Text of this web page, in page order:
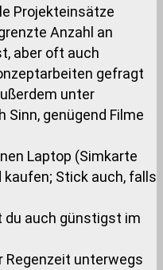
Projekteinsätze
Anzahl an
aber oft auch
gefragt
unter
Sinn, genügend Filme
Laptop (Simkarte
Stick auch, falls
auch günstigst im
Regenzeit unterwegs